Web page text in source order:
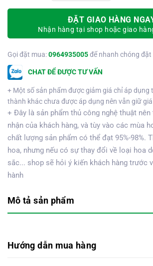
ĐẶT GIAO HÀNG
Nhận hàng tại shop hoặc giao
Gọi đặt mua:0964935005để nhanh chóng đặt
CHAT ĐỂ ĐƯỢC TƯ VẤN
+ Một số sản phẩm được giảm giá chỉ áp dụng
thành khác chưa được áp dụng nên vẫn giữ giá
+ Đây là sản phẩm thủ công nghệ thuật
nhận của khách hàng, và tùy vào các mùa
chất lượng sản phẩm có thể đạt 95%-98%.
hoa, nhưng nếu có sự thay đổi về loại hoa
sắc... shop sẽ hỏi ý kiến khách hàng trước
hành
Mô tả sản phẩm
Hướng dẫn mua hàng